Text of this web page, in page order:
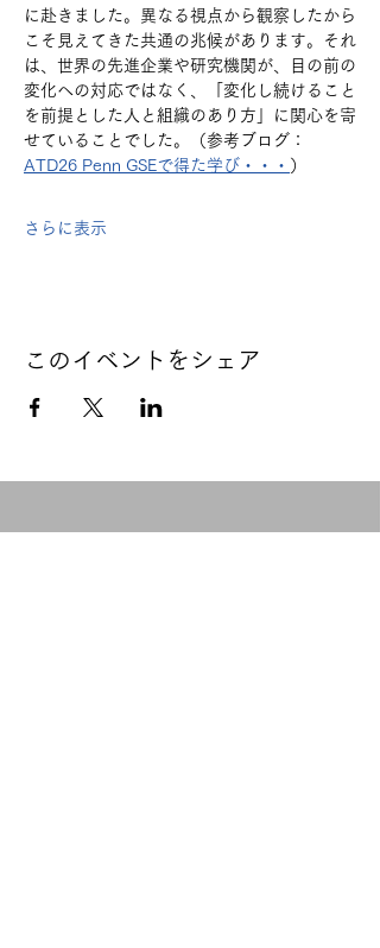
に赴きました。異なる視点から観察したから
こそ見えてきた共通の兆候があります。それ
は、世界の先進企業や研究機関が、目の前の
変化への対応ではなく、「変化し続けること
を前提とした人と組織のあり方」に関心を寄
せていることでした。（参考ブログ：
ATD26 Penn GSEで​得た​学び・・・ ）
さらに表示
このイベントをシェア